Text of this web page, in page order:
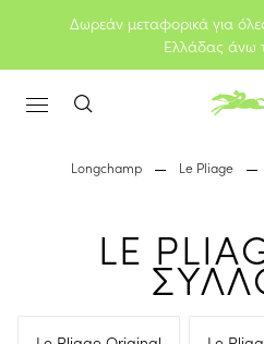
Δωρεάν μεταφορικά για
Ελλάδας άνω
Longchamp Le Pliage
LE